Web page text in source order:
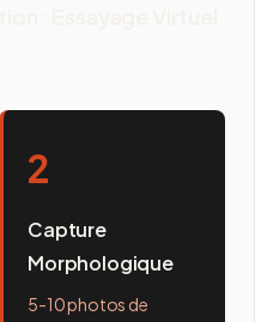
2
Capture
Morphologique
5-10 photos de